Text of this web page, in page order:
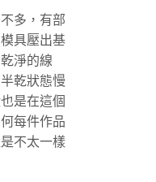
乾狀態慢
是在這個
每件作品
不太一樣
捏壓印，
能再進行
作品都會